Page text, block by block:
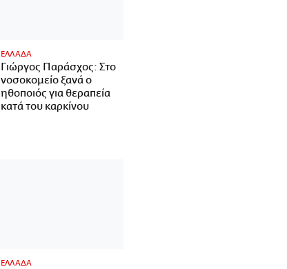
ΕΛΛΑΔΑ
Γιώργος Παράσχος: Στο
νοσοκομείο ξανά ο
ηθοποιός για θεραπεία
κατά του καρκίνου
ΕΛΛΑΔΑ